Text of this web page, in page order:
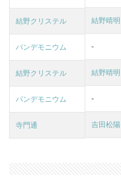
結野クリステル 結野晴明
パンデモニウム -
結野クリステル 結野晴明
パンデモニウム -
寺門通 吉田松陽